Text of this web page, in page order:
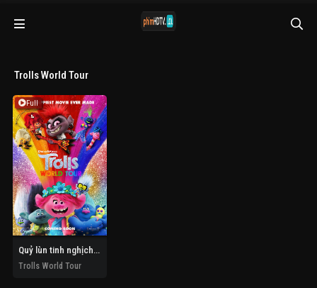
Trolls World Tour
Full
Quỷ lùn tinh nghịch: Chuyến lưu diễn thế giới
Trolls World Tour